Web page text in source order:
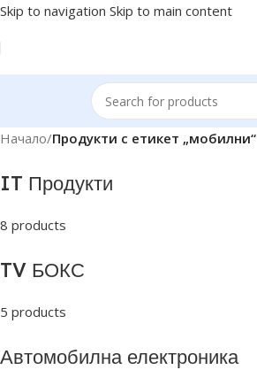
Skip to navigation Skip to main content
Начало/Продукти с етикет „мобилни“
IT Продукти
8 products
TV БОКС
5 products
Автомобилна електроника